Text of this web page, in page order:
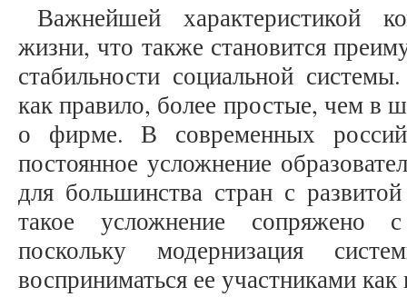
Важнейшей характеристикой
жизни, что также становится
стабильности социальной
как правило, более простые, чем в
о фирме. В современных
постоянное усложнение
для большинства стран с
такое усложнение сопряжено
поскольку модернизация
восприниматься ее участниками